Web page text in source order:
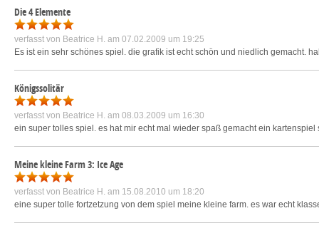
Die 4 Elemente
verfasst von Beatrice H. am 07.02.2009 um 19:25
Es ist ein sehr schönes spiel. die grafik ist echt schön und niedlich gemacht.
Königssolitär
verfasst von Beatrice H. am 08.03.2009 um 16:30
ein super tolles spiel. es hat mir echt mal wieder spaß gemacht ein
Meine kleine Farm 3: Ice Age
verfasst von Beatrice H. am 15.08.2010 um 18:20
eine super tolle fortzetzung von dem spiel meine kleine farm. es war echt